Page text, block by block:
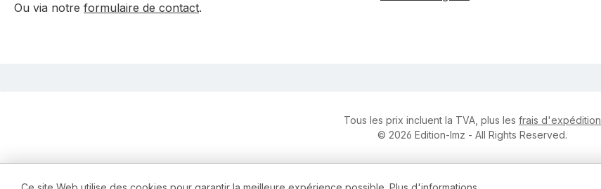
Ou via notre formulaire de contact.
Tous les prix incluent la TVA, plus les frais d'expédition
© 2026 Edition-lmz - All Rights Reserved.